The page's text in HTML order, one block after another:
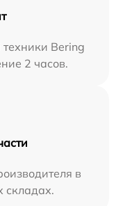
Bering
2 часов.
в
складах.